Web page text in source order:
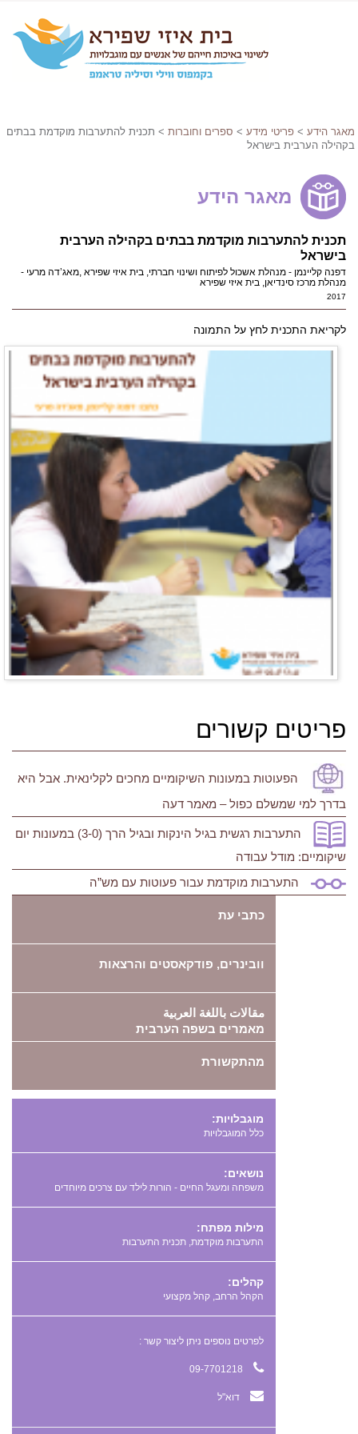
מאגר הידע > פריטי מידע > ספרים וחוברות > תכנית להתערבות מוקדמת בבתים
בקהילה הערבית בישראל
מאגר הידע
תכנית להתערבות מוקדמת בבתים בקהילה הערבית
בישראל
דפנה קליינמן - מנהלת אשכול לפיתוח ושינוי חברתי, בית איזי שפירא ,מאג’דה מרעי -
מנהלת מרכז סינדיאן, בית איזי שפירא
2017
לקריאת התכנית לחץ על התמונה
פריטים קשורים
הפעוטות במעונות השיקומיים מחכים לקלינאית. אבל היא
בדרך למי שמשלם כפול – מאמר דעה
התערבות רגשית בגיל הינקות ובגיל הרך (3-0) במעונות יום
שיקומיים: מודל עבודה
התערבות מוקדמת עבור פעוטות עם מש”ה
כתבי עת
וובינרים, פודקאסטים והרצאות
مقالات باللغة العربية
מאמרים בשפה הערבית
מהתקשורת
מוגבלויות:
כלל המוגבלויות
נושאים:
משפחה ומעגל החיים - הורות לילד עם צרכים מיוחדים
מילות מפתח:
,
קהלים:
הקהל הרחב, קהל מקצועי
לפרטים נוספים ניתן ליצור קשר :
דוא"ל